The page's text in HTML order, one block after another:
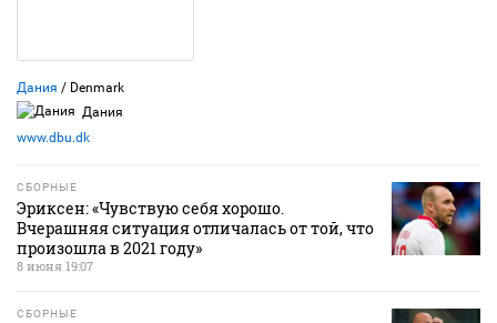
Дания / Denmark
Дания
www.dbu.dk
СБОРНЫЕ
Эриксен: «Чувствую себя хорошо.
Вчерашняя ситуация отличалась от той, что
произошла в 2021 году»
8 июня 19:07
СБОРНЫЕ